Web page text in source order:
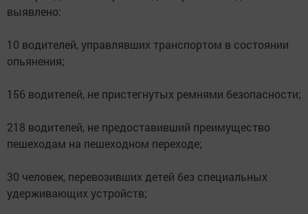
выявлено:
10 водителей, управлявших транспортом в состоянии
опьянения;
156 водителей, не пристегнутых ремнями безопасности;
218 водителей, не предоставивший преимущество
пешеходам на пешеходном переходе;
30 человек, перевозивших детей без специальных
удерживающих устройств;